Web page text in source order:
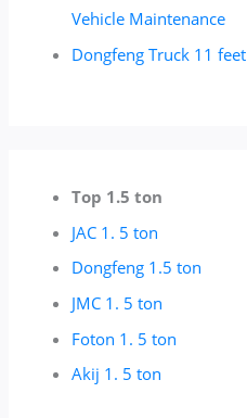
Vehicle Maintenance
Dongfeng Truck 11 feet
Top 1.5 ton
JAC 1. 5 ton
Dongfeng 1.5 ton
JMC 1. 5 ton
Foton 1. 5 ton
Akij 1. 5 ton